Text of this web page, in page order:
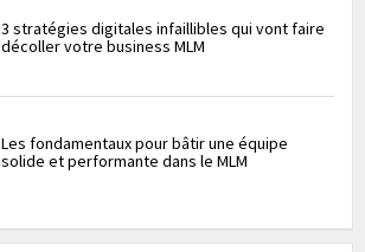
3 stratégies digitales infaillibles qui vont faire
décoller votre business MLM
Les fondamentaux pour bâtir une équipe
solide et performante dans le MLM